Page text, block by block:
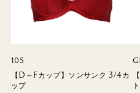
105
【D～Fカップ】ソンサンク 3/4カ
ップ